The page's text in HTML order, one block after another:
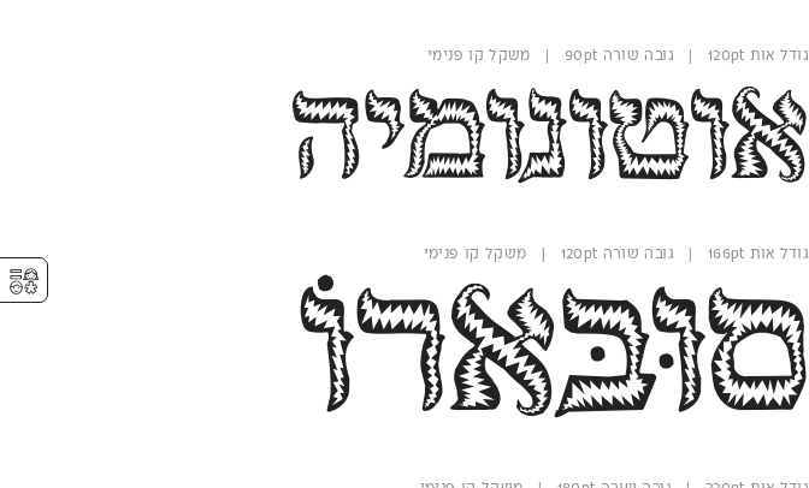
גודל אות 120pt | גובה שורה 90pt | משקל קו פנימי
אוטונומיה
גודל אות 166pt | גובה שורה 120pt | משקל קו פנימי
סוּבּארוֹ ⚥︎